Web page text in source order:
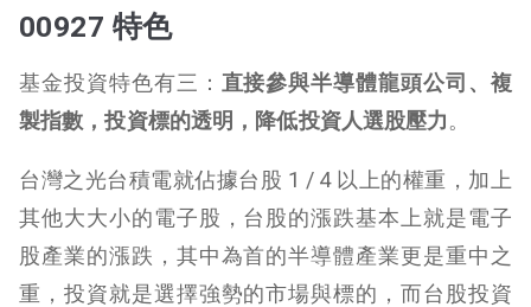
00927 特色
基金投資特色有三： 直接參與半導體龍頭公司、複
製指數，投資標的透明，降低投資人選股壓力。
台灣之光台積電就佔據台股 1 / 4 以上的權重，加上
其他大大小的電子股，台股的漲跌基本上就是電子
股產業的漲跌，其中為首的半導體產業更是重中之
重，投資就是選擇強勢的市場與標的，而台股投資